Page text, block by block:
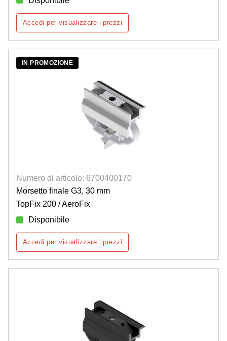
Accedi per visualizzare i prezzi
IN PROMOZIONE
Numero di articolo: 6700400170
Morsetto finale G3, 30 mm
TopFix 200 / AeroFix
Disponibile
Accedi per visualizzare i prezzi